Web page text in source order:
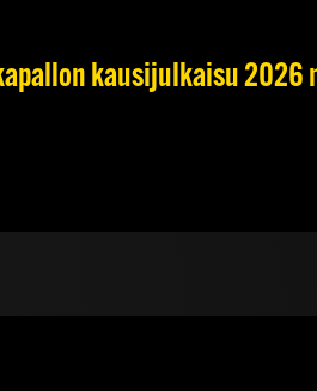
kausijulkaisu 2026